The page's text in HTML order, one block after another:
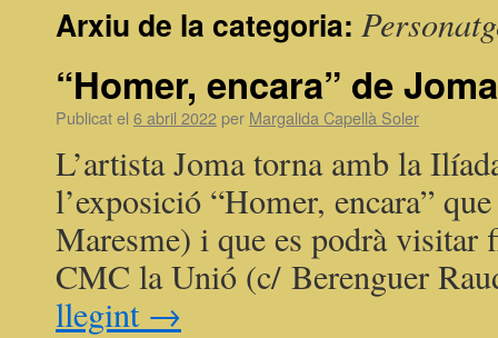
Arxiu de la categoria:
“Homer, encara” de Joma
Publicat el 6 abril 2022 per Margalida Capellà Soler
L’artista Joma torna amb la
l’exposició “Homer, encara”
Maresme) i que es podrà visitar
CMC la Unió (c/ Berenguer
llegint →